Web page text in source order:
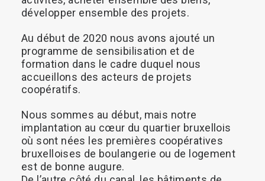
développer ensemble des projets.
Au début de 2020 nous avons ajouté un
programme de sensibilisation et de
formation dans le cadre duquel nous
accueillons des acteurs de projets
coopératifs.
Nous sommes au début, mais notre
implantation au cœur du quartier bruxellois
où sont nées les premières coopératives
bruxelloises de boulangerie ou de logement
est de bonne augure.